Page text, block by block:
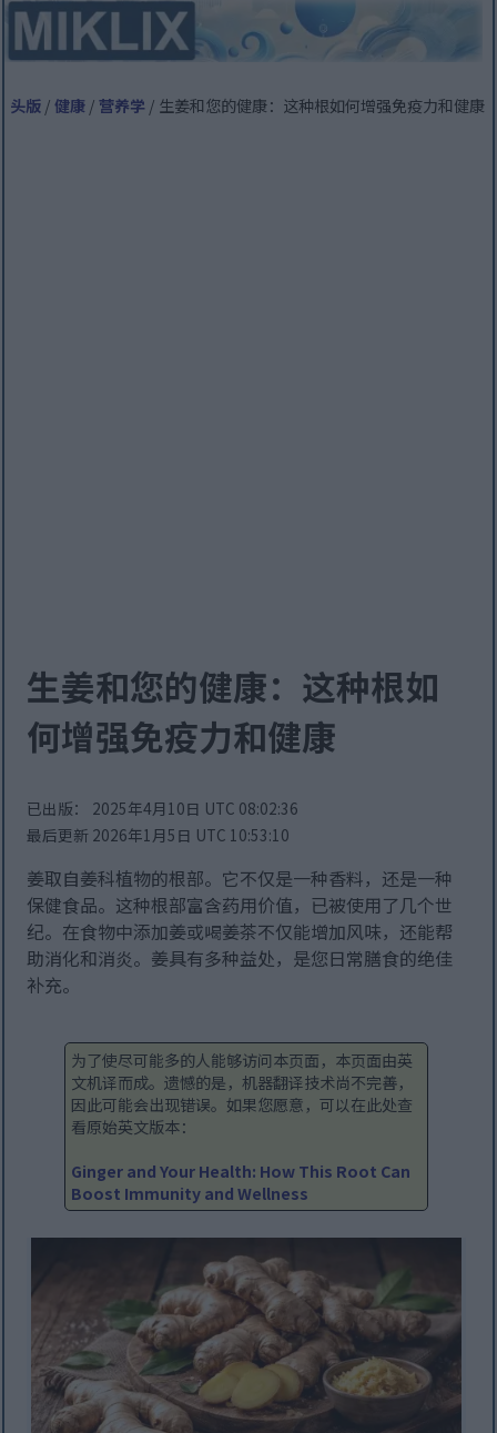
头版 /健康 /营养学 / 生姜和您的健康：这种根如何增强免疫力和健康
生姜和您的健康：这种根如
何增强免疫力和健康
已出版： 2025年4月10日 UTC 08:02:36
最后更新 2026年1月5日 UTC 10:53:10
姜取自姜科植物的根部。它不仅是一种香料，还是一种
保健食品。这种根部富含药用价值，已被使用了几个世
纪。在食物中添加姜或喝姜茶不仅能增加风味，还能帮
助消化和消炎。姜具有多种益处，是您日常膳食的绝佳
补充。
为了使尽可能多的人能够访问本页面，本页面由英
文机译而成。遗憾的是，机器翻译技术尚不完善，
因此可能会出现错误。如果您愿意，可以在此处查
看原始英文版本：
Ginger and Your Health: How This Root Can
Boost Immunity and Wellness